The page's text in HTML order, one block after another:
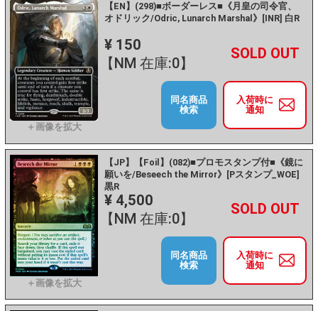
【EN】(298)■ボーダーレス■《月皇の司令官、
オドリック/Odric, Lunarch Marshal》[INR] 白R
¥ 150
【NM 在庫:0】
－ +
入荷時に
通知
同名商品
検索
【JP】【Foil】(082)■プロモスタンプ付■《鏡に
願いを/Beseech the Mirror》[Pスタンプ_WOE]
黒R
¥ 4,500
【NM 在庫:0】
－ +
入荷時に
通知
同名商品
検索